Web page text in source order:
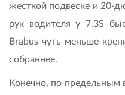
жесткой подвеске и 20-
рук водителя у 7.3S
Brabus чуть меньше
собраннее.
Конечно, по предельным